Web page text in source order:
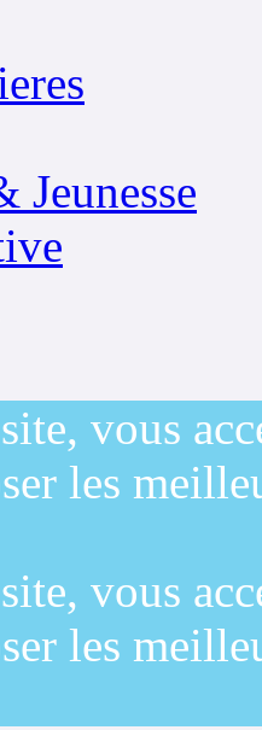
Jeunesse
vous
les
vous
les